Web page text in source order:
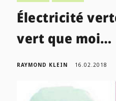
Électricité
vert que moi…
RAYMOND KLEIN 16.02.2018